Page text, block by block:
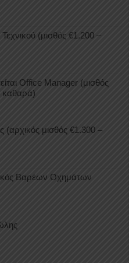
Τεχνικού (μισθός €1.200 –
Office Manager (μισθός
καθαρά)
(αρχικός μισθός €1.300 –
Βαρέων Οχημάτων